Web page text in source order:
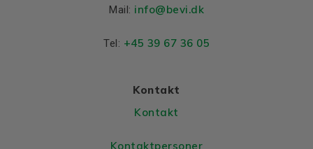
Mail: info@bevi.dk
Tel: +45 39 67 36 05
Kontakt
Kontakt
Kontaktpersoner